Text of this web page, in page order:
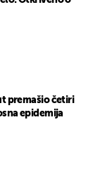
premašio četiri
epidemija